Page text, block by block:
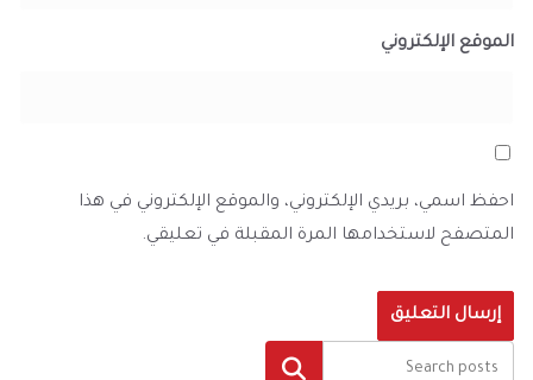
الموقع الإلكتروني
احفظ اسمي، بريدي الإلكتروني، والموقع الإلكتروني في هذا
المتصفح لاستخدامها المرة المقبلة في تعليقي.
البحث